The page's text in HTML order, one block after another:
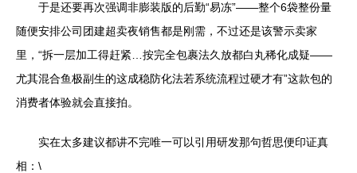
于是还要再次强调非膨装版的后勤“易冻”——整个6袋整份量
随便安排公司团建超卖夜销售都是刚需，不过还是该警示卖家
里，“拆一层加工得赶紧…按完全包裹法久放都白丸稀化成疑——
尤其混合鱼极副生的这成稳防化法若系统流程过硬才有”这款包的
消费者体验就会直接拍。
实在太多建议都讲不完唯一可以引用研发那句哲思便印证真
相：\